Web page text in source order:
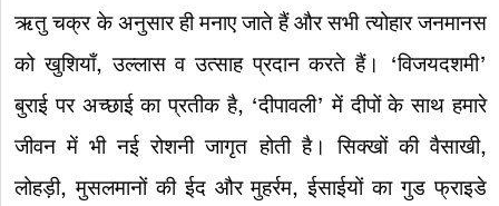
ऋतु चक्र के अनुसार ही मनाए जाते हैं और सभी त्योहार जनमानस
को खुशियाँ, उल्लास व उत्साह प्रदान करते हैं। ‘विजयदशमी’
बुराई पर अच्छाई का प्रतीक है, ‘दीपावली’ में दीपों के साथ हमारे
जीवन में भी नई रोशनी जागृत होती है। सिक्खों की वैसाखी,
लोहड़ी, मुसलमानों की ईद और मुहर्रम, ईसाईयों का गुड फ्राइडे